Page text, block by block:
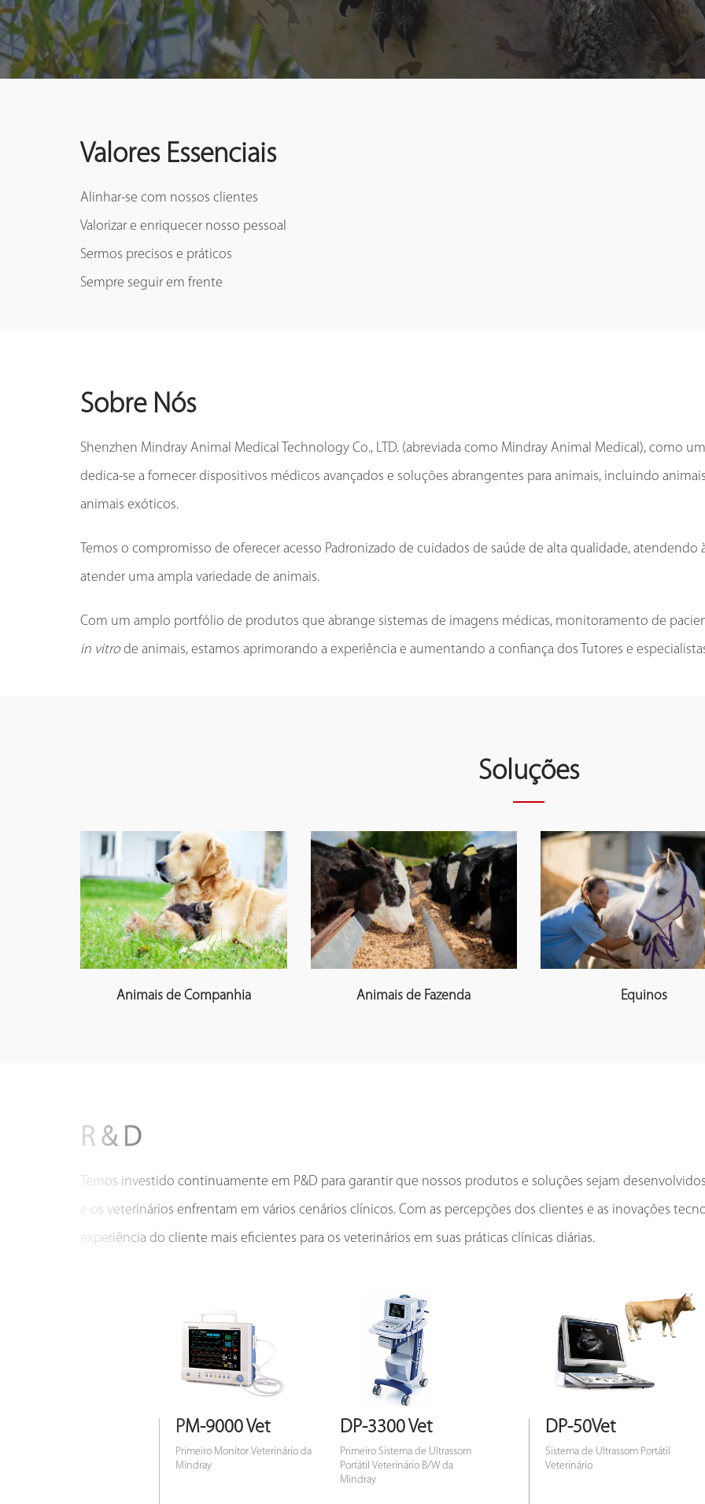
Valores Essenciais
Alinhar-se com nossos clientes
Valorizar e enriquecer nosso pessoal
Sermos precisos e práticos
Sempre seguir em frente
Sobre Nós
Shenzhen Mindray Animal Medical Technology Co., LTD. (abreviada como Mindray Animal Medical), como
dedica-se a fornecer dispositivos médicos avançados e soluções abrangentes para animais, incluindo
animais exóticos.
Temos o compromisso de oferecer acesso Padronizado de cuidados de saúde de alta qualidade,
atender uma ampla variedade de animais.
Com um amplo portfólio de produtos que abrange sistemas de imagens médicas, monitoramento de
in vitro de animais, estamos aprimorando a experiência e aumentando a confiança dos Tutores e
Soluções
Animais de Companhia Animais de Fazenda Equinos
R & D
Temos investido continuamente em P&D para garantir que nossos produtos e soluções sejam
e os veterinários enfrentam em vários cenários clínicos. Com as percepções dos clientes e as inovações
experiência do cliente mais eficientes para os veterinários em suas práticas clínicas diárias.
PM-9000 Vet
Primeiro Monitor Veterinário da
Mindray
DP-3300 Vet
Primeiro Sistema de Ultrassom
Portátil Veterinário B/W da
Mindray
DP-50Vet
Sistema de Ultrassom Portátil
Veterinário